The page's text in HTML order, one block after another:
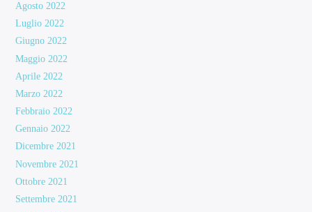
Agosto 2022
Luglio 2022
Giugno 2022
Maggio 2022
Aprile 2022
Marzo 2022
Febbraio 2022
Gennaio 2022
Dicembre 2021
Novembre 2021
Ottobre 2021
Settembre 2021